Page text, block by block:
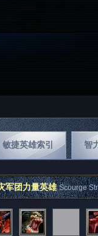
敏捷英雄索引 智
军团力量英雄 Scourge